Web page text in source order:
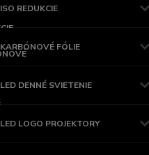
ISO REDUKCIE
KARBÓNOVÉ FÓLIE
LED DENNÉ SVIETENIE
LED LOGO PROJEKTORY